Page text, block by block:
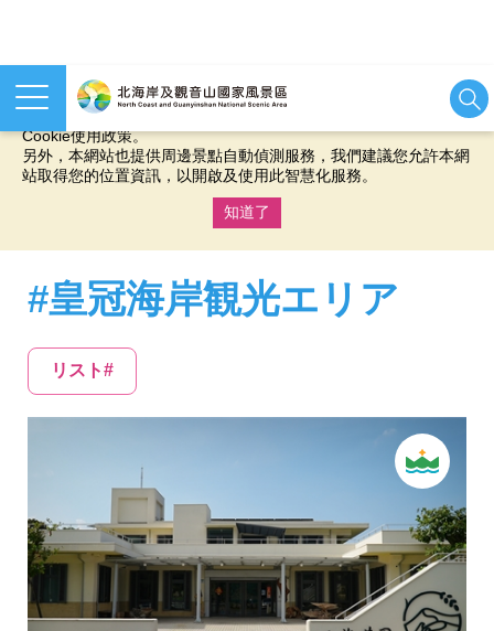
本網站使用cookies等相關技術以持續優化網站服務，並有助於為
您提供更佳的體驗，當您繼續使用本網站即表示您同意我們的
Cookie使用政策。
另外，本網站也提供周邊景點自動偵測服務，我們建議您允許本網
站取得您的位置資訊，以開啟及使用此智慧化服務。
知道了
#皇冠海岸観光エリア
リスト#